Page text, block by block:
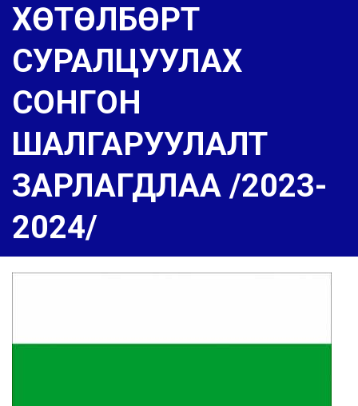
ХӨТӨЛБӨРТ
СУРАЛЦУУЛАХ
СОНГОН
ШАЛГАРУУЛАЛТ
ЗАРЛАГДЛАА /2023-
2024/